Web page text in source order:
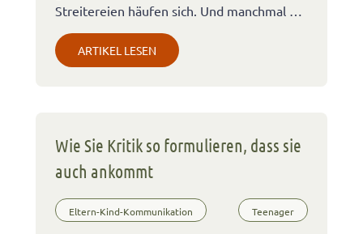
Streitereien häufen sich. Und manchmal …
ARTIKEL LESEN
Wie Sie Kritik so formulieren, dass sie
auch ankommt
Eltern-Kind-Kommunikation Teenager